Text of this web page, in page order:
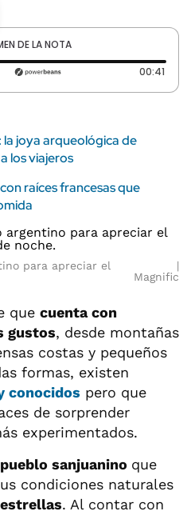
DE LA NOTA
0 segundos 00:41
la joya arqueológica de
los viajeros
raíces francesas que
para apreciar el
Magnific
que cuenta con
gustos, desde montañas
costas y pequeños
formas, existen
conocidos pero que
de sorprender
experimentados.
pueblo sanjuanino que
condiciones naturales
. Al contar con